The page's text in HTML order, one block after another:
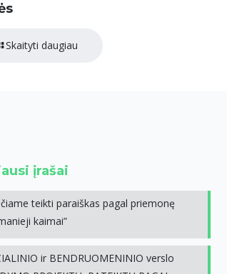
Skaityti daugiau
įrašai
teikti paraiškas pagal priemonę
kaimai”
ir BENDRUOMENINIO verslo